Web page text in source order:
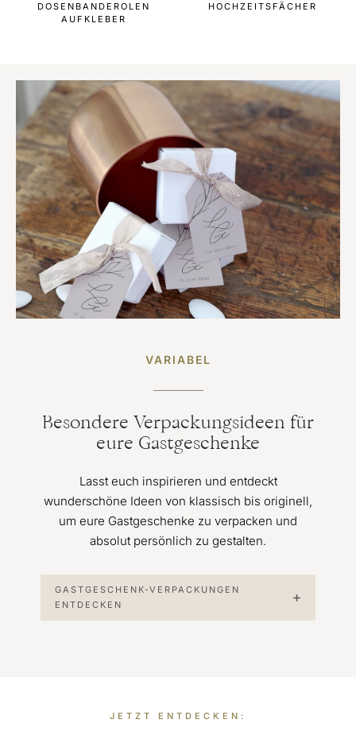
DOSENBANDEROLEN
AUFKLEBER
HOCHZEITSFÄCHER
VARIABEL
Besondere Verpackungsideen für
eure Gastgeschenke
Lasst euch inspirieren und entdeckt
wunderschöne Ideen von klassisch bis originell,
um eure Gastgeschenke zu verpacken und
absolut persönlich zu gestalten.
GASTGESCHENK-VERPACKUNGEN
ENTDECKEN
JETZT ENTDECKEN: